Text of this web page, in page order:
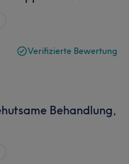
Verifizierte Bewertung
Behandlung,